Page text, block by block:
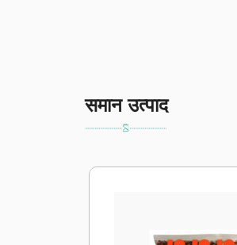
समान उत्पाद